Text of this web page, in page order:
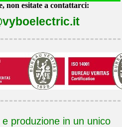
non esitate a contattarci:
produzione in un unico